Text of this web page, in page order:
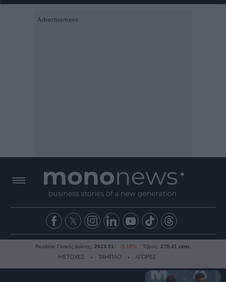
Realtime Γενικός Δείκτης: 2623.91 -0.18% Τζίρος: 275.41 εκατ.
ΜΕΤΟΧΕΣ ΤΑΜΠΛΟ ΑΓΟΡΕΣ